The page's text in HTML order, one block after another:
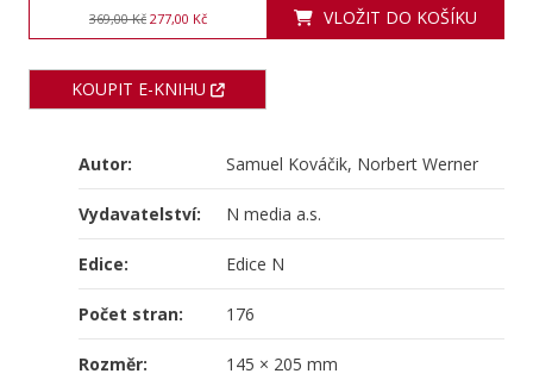
369,00 Kč 277,00 Kč VLOŽIT DO KOŠÍKU
KOUPIT E-KNIHU
Autor: Samuel Kováčik, Norbert Werner
Vydavatelství: N media a.s.
Edice: Edice N
Počet stran: 176
Rozměr: 145 × 205 mm